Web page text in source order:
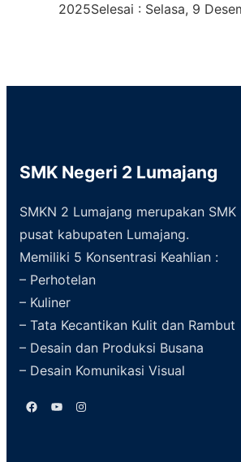
2025Selesai : Selasa, 9
SMK Negeri 2 Lumajang
SMKN 2 Lumajang merupakan
pusat kabupaten Lumajang.
Memiliki 5 Konsentrasi Keahlian :
– Perhotelan
– Kuliner
– Tata Kecantikan Kulit dan Rambut
– Desain dan Produksi Busana
– Desain Komunikasi Visual
Facebook YouTube Instagram